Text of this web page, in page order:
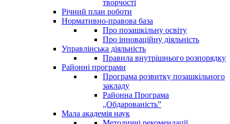
творчості
Річний план роботи
Нормативно-правова база
Про позашкільну освіту
Про інноваційну діяльність
Управлінська діяльність
Правила внутрішнього розпорядку
Районні програми
Програма розвитку позашкільного
закладу
Районна Програма
„Обдарованість”
Мала академія наук